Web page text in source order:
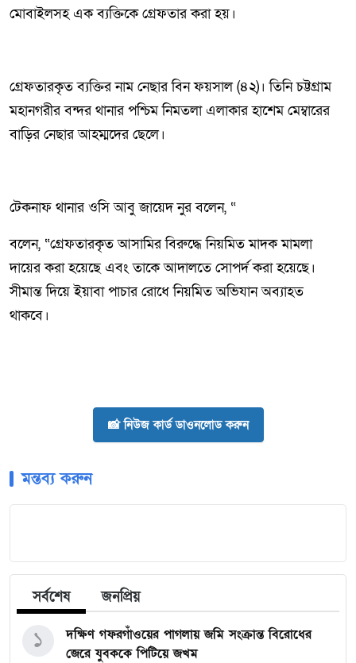
মোবাইলসহ এক ব্যক্তিকে গ্রেফতার করা হয়।
গ্রেফতারকৃত ব্যক্তির নাম নেছার বিন ফয়সাল (৪২)। তিনি চট্টগ্রাম
মহানগরীর বন্দর থানার পশ্চিম নিমতলা এলাকার হাশেম মেম্বারের
বাড়ির নেছার আহম্মদের ছেলে।
টেকনাফ থানার ওসি আবু জায়েদ নুর বলেন, “
বলেন, “গ্রেফতারকৃত আসামির বিরুদ্ধে নিয়মিত মাদক মামলা
দায়ের করা হয়েছে এবং তাকে আদালতে সোপর্দ করা হয়েছে।
সীমান্ত দিয়ে ইয়াবা পাচার রোধে নিয়মিত অভিযান অব্যাহত
থাকবে।
📸 নিউজ কার্ড ডাওনলোড করুন
মন্তব্য করুন
সর্বশেষ জনপ্রিয়
দক্ষিণ গফরগাঁওয়ের পাগলায় জমি সংক্রান্ত বিরোধের
জেরে যুবককে পিটিয়ে জখম
১